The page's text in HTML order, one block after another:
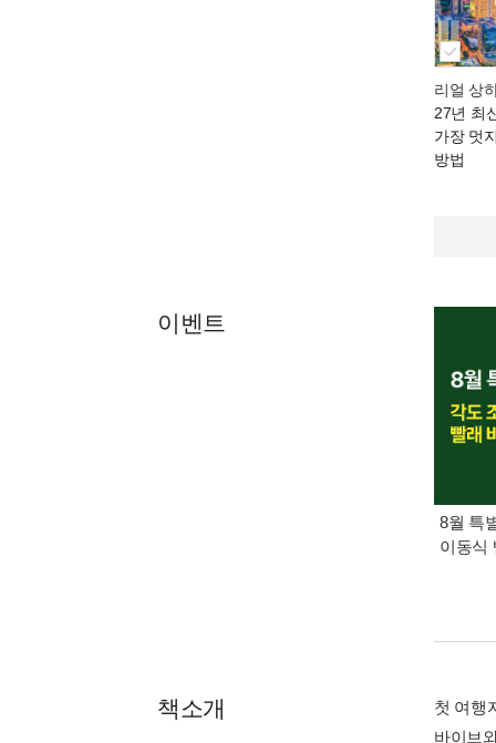
리얼 상
27년 최
가장 멋
방법
이벤트
8월 특
이동식
책소개
첫 여행
바이브